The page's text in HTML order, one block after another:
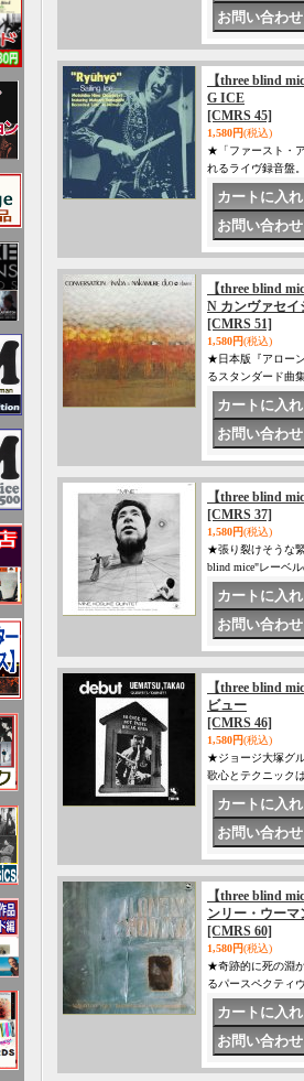
【three blind
G ICE
[CMRS 45]
1,580円(税込)
★「ファースト・
れるライヴ録音盤
【three blind
N カンヴァセイ
[CMRS 51]
1,580円(税込)
★日本版『アロー
るスタンダード曲
【three blind
[CMRS 37]
1,580円(税込)
★張り裂けそうな
blind mice"レーベ
【three blind
ビュー
[CMRS 46]
1,580円(税込)
★ジョージ大塚グ
歌心とテクニック
【three blind
ンリー・ウー
[CMRS 60]
1,580円(税込)
★奇跡的に死の淵
るパースペクティ